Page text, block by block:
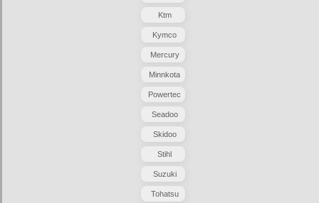
Ktm
Kymco
Mercury
Minnkota
Powertec
Seadoo
Skidoo
Stihl
Suzuki
Tohatsu